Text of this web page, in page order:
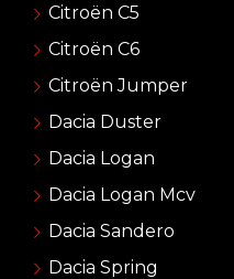
Citroën C5
Citroën C6
Citroën Jumper
Dacia Duster
Dacia Logan
Dacia Logan Mcv
Dacia Sandero
Dacia Spring